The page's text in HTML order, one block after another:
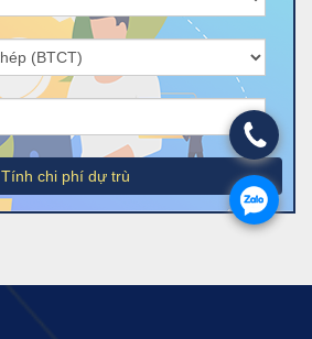
Tính chi phí dự trù